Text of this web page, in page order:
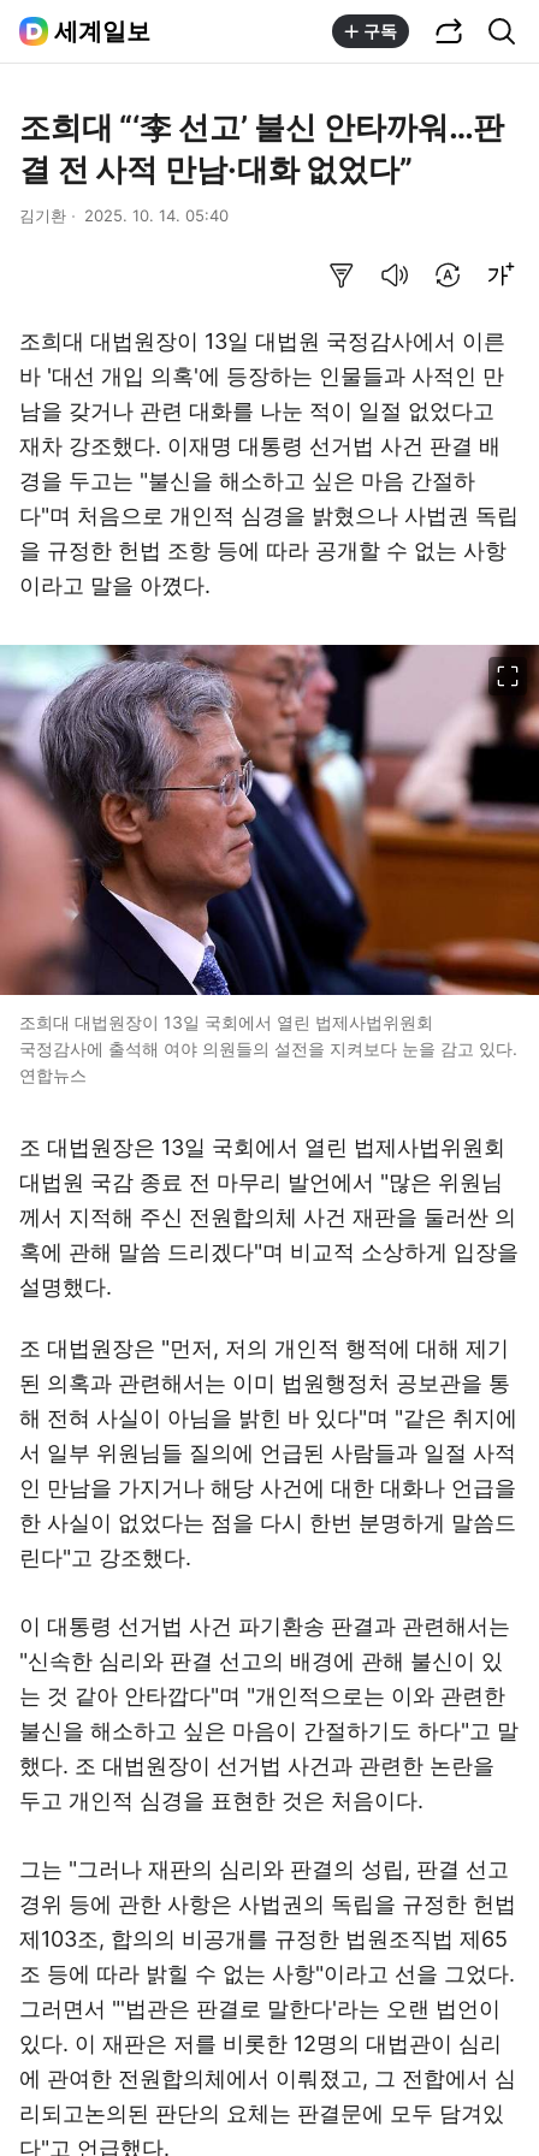
세계일보 구독
조희대 “‘李 선고’ 불신 안타까워…판
결 전 사적 만남·대화 없었다”
김기환 2025. 10. 14. 05:40
조희대 대법원장이 13일 대법원 국정감사에서 이른
바 '대선 개입 의혹'에 등장하는 인물들과 사적인 만
남을 갖거나 관련 대화를 나눈 적이 일절 없었다고
재차 강조했다. 이재명 대통령 선거법 사건 판결 배
경을 두고는 "불신을 해소하고 싶은 마음 간절하
다"며 처음으로 개인적 심경을 밝혔으나 사법권 독립
을 규정한 헌법 조항 등에 따라 공개할 수 없는 사항
이라고 말을 아꼈다.
조희대 대법원장이 13일 국회에서 열린 법제사법위원회
국정감사에 출석해 여야 의원들의 설전을 지켜보다 눈을 감고 있다.
연합뉴스
조 대법원장은 13일 국회에서 열린 법제사법위원회
대법원 국감 종료 전 마무리 발언에서 "많은 위원님
께서 지적해 주신 전원합의체 사건 재판을 둘러싼 의
혹에 관해 말씀 드리겠다"며 비교적 소상하게 입장을
설명했다.
조 대법원장은 "먼저, 저의 개인적 행적에 대해 제기
된 의혹과 관련해서는 이미 법원행정처 공보관을 통
해 전혀 사실이 아님을 밝힌 바 있다"며 "같은 취지에
서 일부 위원님들 질의에 언급된 사람들과 일절 사적
인 만남을 가지거나 해당 사건에 대한 대화나 언급을
한 사실이 없었다는 점을 다시 한번 분명하게 말씀드
린다"고 강조했다.
이 대통령 선거법 사건 파기환송 판결과 관련해서는
"신속한 심리와 판결 선고의 배경에 관해 불신이 있
는 것 같아 안타깝다"며 "개인적으로는 이와 관련한
불신을 해소하고 싶은 마음이 간절하기도 하다"고 말
했다. 조 대법원장이 선거법 사건과 관련한 논란을
두고 개인적 심경을 표현한 것은 처음이다.
그는 "그러나 재판의 심리와 판결의 성립, 판결 선고
경위 등에 관한 사항은 사법권의 독립을 규정한 헌법
제103조, 합의의 비공개를 규정한 법원조직법 제65
조 등에 따라 밝힐 수 없는 사항"이라고 선을 그었다.
그러면서 "'법관은 판결로 말한다'라는 오랜 법언이
있다. 이 재판은 저를 비롯한 12명의 대법관이 심리
에 관여한 전원합의체에서 이뤄졌고, 그 전합에서 심
리되고논의된 판단의 요체는 판결문에 모두 담겨있
다"고 언급했다.